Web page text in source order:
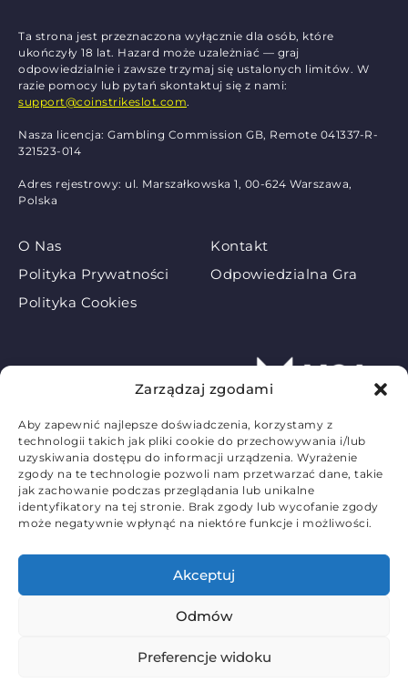
Zarządzaj zgodami
Aby zapewnić najlepsze doświadczenia, korzystamy z
technologii takich jak pliki cookie do przechowywania i/lub
uzyskiwania dostępu do informacji urządzenia. Wyrażenie
zgody na te technologie pozwoli nam przetwarzać dane, takie
jak zachowanie podczas przeglądania lub unikalne
identyfikatory na tej stronie. Brak zgody lub wycofanie zgody
może negatywnie wpłynąć na niektóre funkcje i możliwości.
Akceptuj
Odmów
Preferencje widoku
5/5
Bonus powitalny do 2250 zł +
Ta strona jest przeznaczona wyłącznie dla osób, które
ukończyły 18 lat. Hazard może uzależniać — graj
odpowiedzialnie i zawsze trzymaj się ustalonych limitów. W
razie pomocy lub pytań skontaktuj się z nami:
support@coinstrikeslot.com.
Nasza licencja: Gambling Commission GB, Remote 041337-R-
321523-014
Adres rejestrowy: ul. Marszałkowska 1, 00-624 Warszawa,
Polska
O Nas
Polityka Prywatności
Polityka Cookies
Kontakt
Odpowiedzialna Gra
Wszelkie prawa zastrzeżone. Graj
odpowiedzialnie. 18+